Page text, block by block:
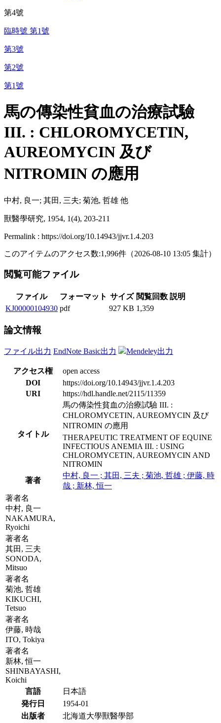
第4號
臨時號 第1號
第3號
第2號
第1號
馬の傳染性貧血の治療試驗
III. : CHLOROMYCETIN,
AUREOMYCIN 及び
NITROMIN の應用
中村, 良一; 其田, 三夫; 菊池, 哲雄 他
獸醫學研究, 1954, 1(4), 203-211
Permalink : https://doi.org/10.14943/jjvr.1.4.203
このアイテムのアクセス数:1,996件 （2026-08-10 13:05 集計）
閲覧可能ファイル
ファイル フォーマット サイズ 閲覧回数 説明
KJ00000104930 pdf 927 KB 1,359
論文情報
ファイル出力 EndNote Basic出力 Mendeley出力
アクセス権
open access
DOI
https://doi.org/10.14943/jjvr.1.4.203
URI
https://hdl.handle.net/2115/11359
タイトル
馬の傳染性貧血の治療試驗 III. :
CHLOROMYCETIN, AUREOMYCIN 及び
NITROMIN の應用
THERAPEUTIC TREATMENT OF EQUINE
INFECTIOUS ANEMIA III. : USING
CHLOROMYCETIN, AUREOMYCIN AND
NITROMIN
著者
中村, 良一 ; 其田, 三夫 ; 菊池, 哲雄 ; 伊藤, 時
哉 ; 新林, 恒一
著者名
中村, 良一
NAKAMURA,
Ryoichi
著者名
其田, 三夫
SONODA,
Mitsuo
著者名
菊池, 哲雄
KIKUCHI,
Tetsuo
著者名
伊藤, 時哉
ITO, Tokiya
著者名
新林, 恒一
SHINBAYASHI,
Koichi
言語
日本語
発行日
1954-01
出版者
北海道大學獸醫學部